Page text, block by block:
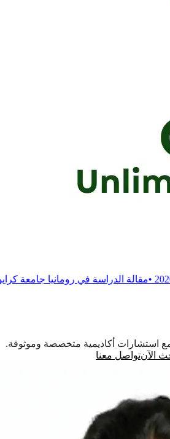
رومانيا جامعة كرايوفا للطب والصيدلة
مع استشارات أكاديمية متخصصة وموثوقة.
الآنتواصل معنا